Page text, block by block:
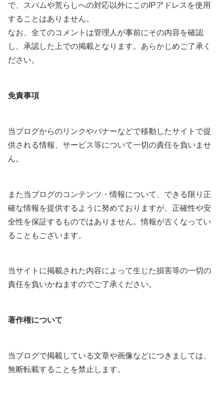
で、スパムや荒らしへの対応以外にこのIPアドレスを使用
することはありません。
なお、全てのコメントは管理人が事前にその内容を確認
し、承認した上での掲載となります。あらかじめご了承く
ださい。
免責事項
当ブログからのリンクやバナーなどで移動したサイトで提
供される情報、サービス等について一切の責任を負いませ
ん。
また当ブログのコンテンツ・情報について、できる限り正
確な情報を提供するように努めておりますが、正確性や安
全性を保証するものではありません。情報が古くなってい
ることもございます。
当サイトに掲載された内容によって生じた損害等の一切の
責任を負いかねますのでご了承ください。
著作権について
当ブログで掲載している文章や画像などにつきましては、
無断転載することを禁止します。